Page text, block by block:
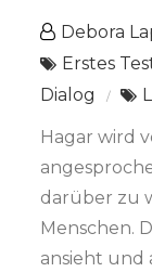
Debora
Erstes
Dialog
Hagar wird
darüber zu
Menschen.
ansieht und